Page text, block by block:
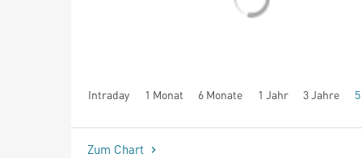
Intraday 1 Monat 6 Monate 1 Jahr 3 Jahre
seit Beginn
Zum Chart